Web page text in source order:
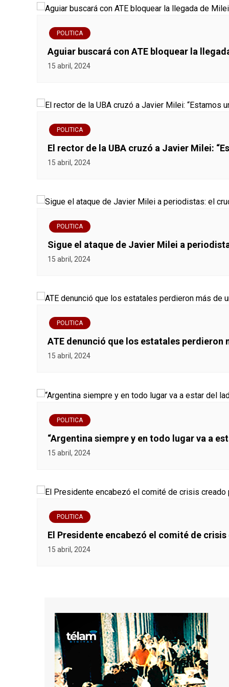
e
g
a
i
ó
n
e
e
n
t
r
d
a
POLITICA
Aguiar buscará con ATE bloquear la
15 abril, 2024
POLITICA
El rector de la UBA cruzó a Javier Milei:
15 abril, 2024
POLITICA
Sigue el ataque de Javier Milei a
15 abril, 2024
POLITICA
ATE denunció que los estatales
15 abril, 2024
POLITICA
“Argentina siempre y en todo lugar va a
15 abril, 2024
POLITICA
El Presidente encabezó el comité de
15 abril, 2024